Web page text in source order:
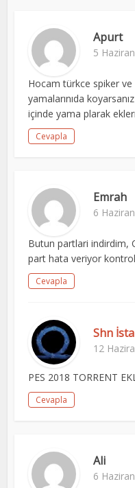
Apurt
5
Hocam türkce spiker
yamalarınıda
içinde yama plarak
Cevapla
Emrah
6
Butun partlari indirdim,
part hata veriyor
Cevapla
Shn
12
PES 2018 TORRENT
Cevapla
Ali
6